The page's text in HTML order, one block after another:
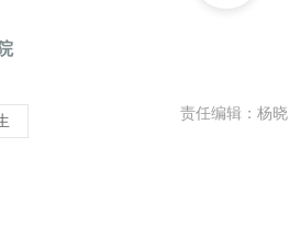
责任编辑：杨晓